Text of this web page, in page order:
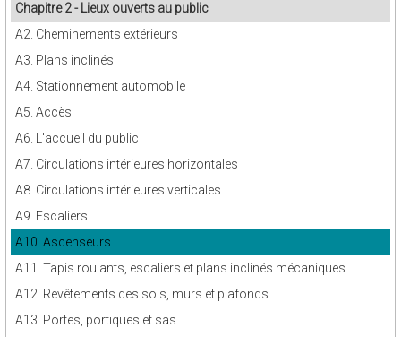
Chapitre 2 - Lieux ouverts au public
A2. Cheminements extérieurs
A3. Plans inclinés
A4. Stationnement automobile
A5. Accès
A6. L'accueil du public
A7. Circulations intérieures horizontales
A8. Circulations intérieures verticales
A9. Escaliers
A10. Ascenseurs
A11. Tapis roulants, escaliers et plans inclinés mécaniques
A12. Revêtements des sols, murs et plafonds
A13. Portes, portiques et sas